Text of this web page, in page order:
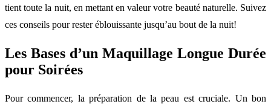
tient toute la nuit, en mettant en valeur votre beauté naturelle. Suivez
ces conseils pour rester éblouissante jusqu’au bout de la nuit!
Les Bases d’un Maquillage Longue Durée
pour Soirées
Pour commencer, la préparation de la peau est cruciale. Un bon